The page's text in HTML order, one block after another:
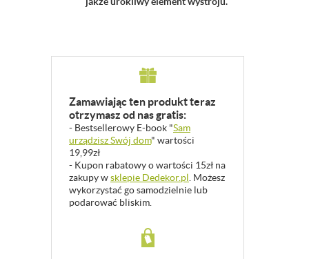
Zamawiając ten produkt teraz
otrzymasz od nas gratis:
- Bestsellerowy E-book "Sam
urządzisz Swój dom" wartości
19,99zł
- Kupon rabatowy o wartości 15zł na
zakupy wsklepie Dedekor.pl. Możesz
wykorzystać go samodzielnie lub
podarować bliskim.